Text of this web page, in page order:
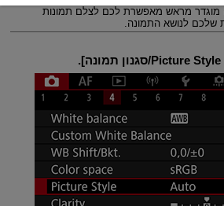
מוגדר מראש מאפשרת לכם לצלם תמונות
שלכם לנושא התמונה.
Picture Style/סגנון תמונה ].